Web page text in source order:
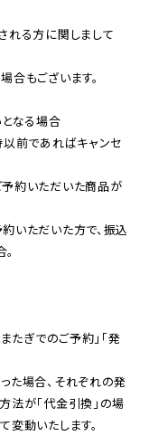
れる方に関しまして
合もございます。
なる場合
前であればキャンセ
約いただいた商品が
いただいた方で、振込
たぎでのご予約」「発
た場合、それぞれの発
法が「代金引換」の場